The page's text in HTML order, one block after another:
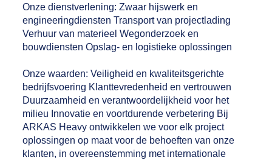
Onze dienstverlening: Zwaar hijswerk en
engineeringdiensten Transport van projectlading
Verhuur van materieel Wegonderzoek en
bouwdiensten Opslag- en logistieke oplossingen
Onze waarden: Veiligheid en kwaliteitsgerichte
bedrijfsvoering Klanttevredenheid en vertrouwen
Duurzaamheid en verantwoordelijkheid voor het
milieu Innovatie en voortdurende verbetering Bij
ARKAS Heavy ontwikkelen we voor elk project
oplossingen op maat voor de behoeften van onze
klanten, in overeenstemming met internationale